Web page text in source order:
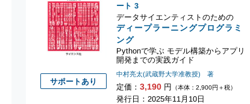
データサイエンティストのための
ディープラーニングプログラミ
ング
Pythonで学ぶ モデル構築からアプリ
開発までの実践ガイド
ート 3
中村亮太(武蔵野大学准教授) 著
定価： 3,190円 （本体：2,900円＋税）
発行日：2025年11月10日
サポートあり